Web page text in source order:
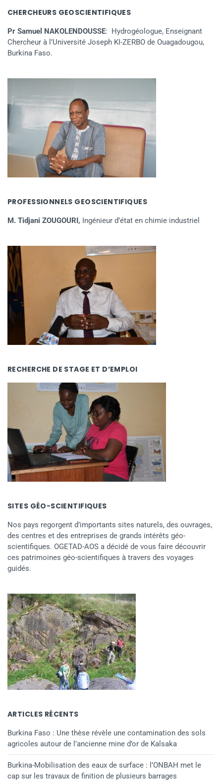
CHERCHEURS GEOSCIENTIFIQUES
Pr Samuel NAKOLENDOUSSE: Hydrogéologue, Enseignant
Chercheur à l’Université Joseph KI-ZERBO de Ouagadougou,
Burkina Faso.
PROFESSIONNELS GEOSCIENTIFIQUES
M. Tidjani ZOUGOURI, Ingénieur d’état en chimie industriel
RECHERCHE DE STAGE ET D’EMPLOI
SITES GÉO-SCIENTIFIQUES
Nos pays regorgent d’importants sites naturels, des ouvrages,
des centres et des entreprises de grands intérêts géo-
scientifiques. OGETAD-AOS a décidé de vous faire découvrir
ces patrimoines géo-scientifiques à travers des voyages
guidés.
ARTICLES RÉCENTS
Burkina Faso : Une thèse révèle une contamination des sols
agricoles autour de l’ancienne mine d’or de Kalsaka
Burkina-Mobilisation des eaux de surface : l’ONBAH met le
cap sur les travaux de finition de plusieurs barrages